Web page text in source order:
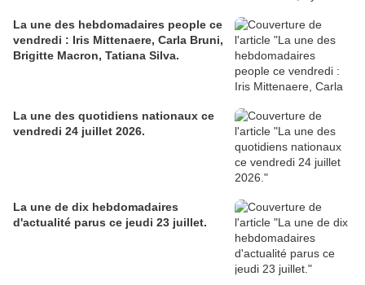
La une des hebdomadaires people ce
vendredi : Iris Mittenaere, Carla Bruni,
Brigitte Macron, Tatiana Silva.
La une des quotidiens nationaux ce
vendredi 24 juillet 2026.
La une de dix hebdomadaires
d'actualité parus ce jeudi 23 juillet.